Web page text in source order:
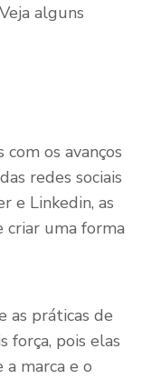
alguns
os avanços
redes sociais
e Linkedin, as
criar uma forma
as práticas de
força, pois elas
marca e o